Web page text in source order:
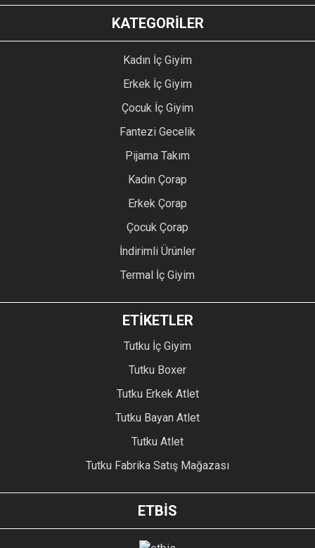
KATEGORİLER
Kadın İç Giyim
Erkek İç Giyim
Çocuk İç Giyim
Fantezi Gecelik
Pijama Takım
Kadın Çorap
Erkek Çorap
Çocuk Çorap
İndirimli Ürünler
Termal İç Giyim
ETİKETLER
Tutku İç Giyim
Tutku Boxer
Tutku Erkek Atlet
Tutku Bayan Atlet
Tutku Atlet
Tutku Fabrika Satış Mağazası
ETBİS